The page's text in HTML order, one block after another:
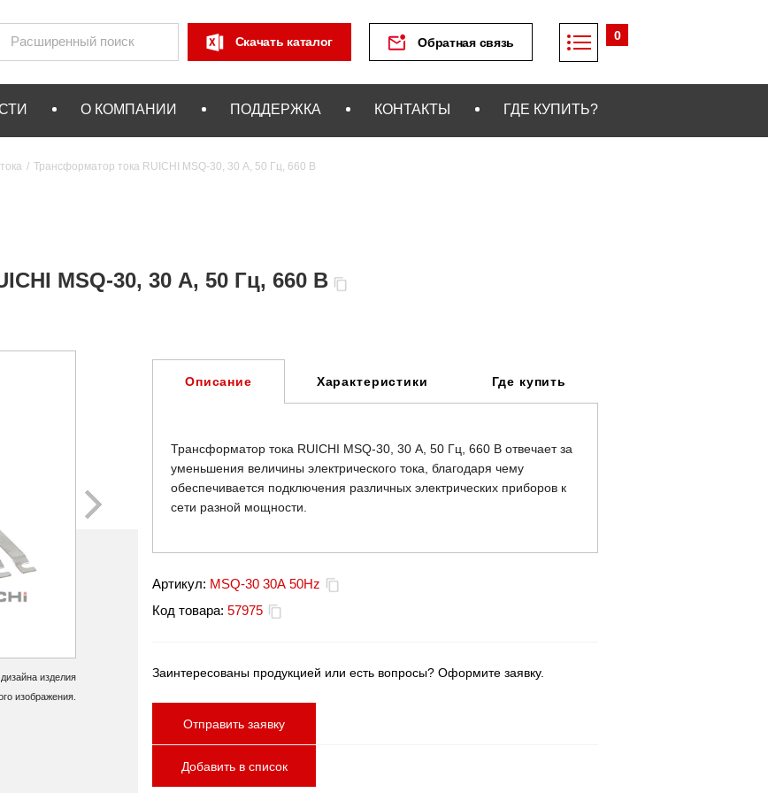
Скачать каталог Обратная связь 0
О КОМПАНИИ ПОДДЕРЖКА КОНТАКТЫ ГДЕ КУПИТЬ?
Трансформатор тока RUICHI MSQ-30, 30 А, 50 Гц, 660 В
MSQ-30, 30 А, 50 Гц, 660 В
изделия
изображения.
Описание Характеристики Где купить
Трансформатор тока RUICHI MSQ-30, 30 А, 50 Гц, 660 В отвечает за
уменьшения величины электрического тока, благодаря чему
обеспечивается подключения различных электрических приборов к
сети разной мощности.
Артикул: MSQ-30 30А 50Hz
Код товара: 57975
Заинтересованы продукцией или есть вопросы? Оформите заявку.
Отправить заявку
Добавить в список